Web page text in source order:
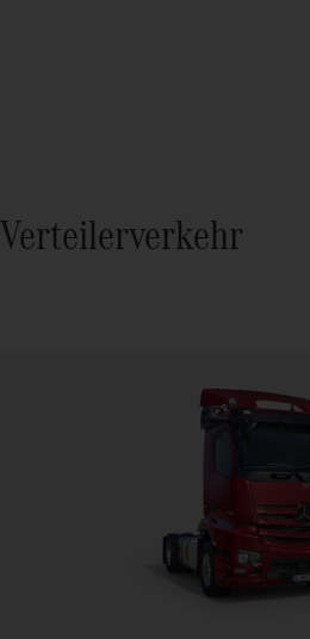
Verteilerverkehr